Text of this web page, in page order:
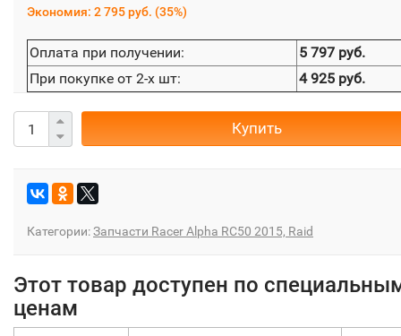
Экономия: 2 795 руб. (35%)
Оплата при получении:
5 797 руб.
При покупке от 2-х шт:
4 925 руб.
Купить
Категории:Запчасти Racer Alpha RC50 2015, Raid
Этот товар доступен по
ценам